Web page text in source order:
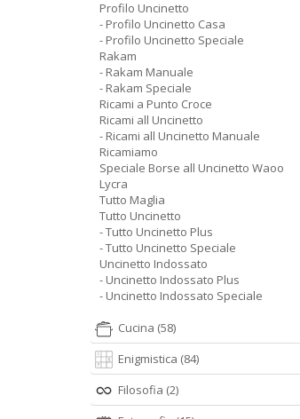
Profilo Uncinetto
- Profilo Uncinetto Casa
- Profilo Uncinetto Speciale
Rakam
- Rakam Manuale
- Rakam Speciale
Ricami a Punto Croce
Ricami all Uncinetto
- Ricami all Uncinetto Manuale
Ricamiamo
Speciale Borse all Uncinetto Waoo
Lycra
Tutto Maglia
Tutto Uncinetto
- Tutto Uncinetto Plus
- Tutto Uncinetto Speciale
Uncinetto Indossato
- Uncinetto Indossato Plus
- Uncinetto Indossato Speciale
Cucina (58)
Enigmistica (84)
Filosofia (2)